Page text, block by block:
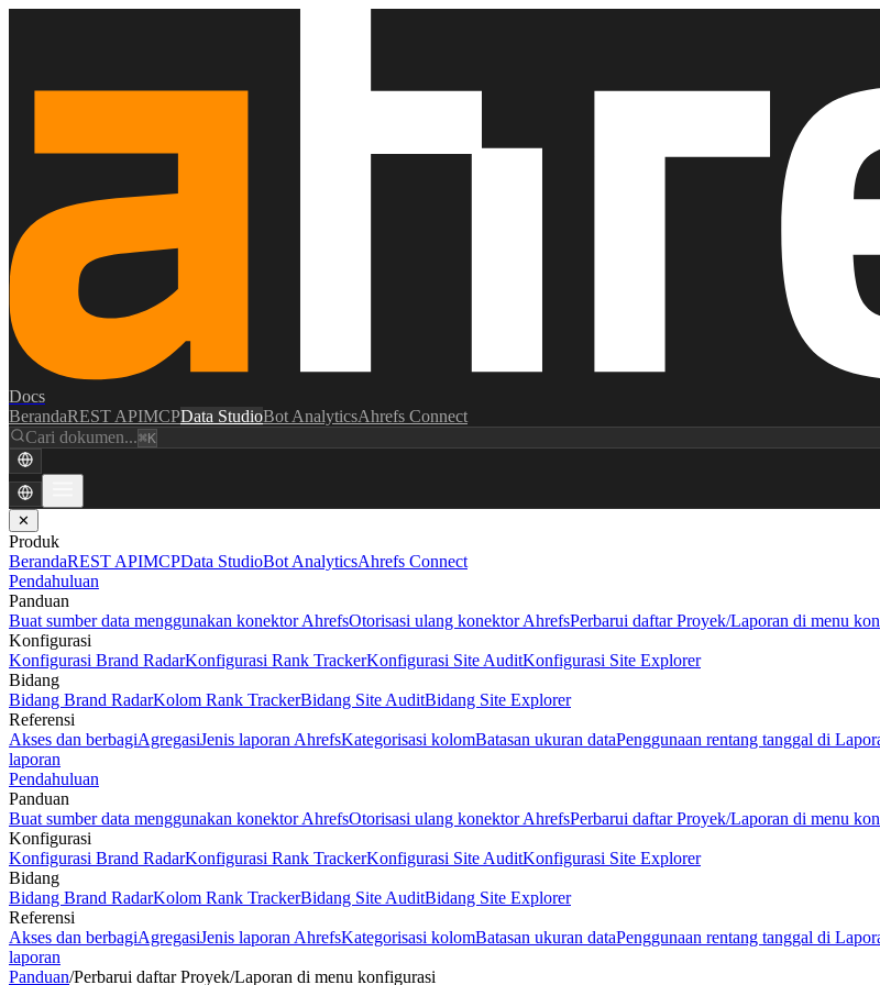
Docs
BerandaREST APIMCPData StudioBot AnalyticsAhrefs Connect
Cari dokumen...⌘K
✕
Produk
BerandaREST APIMCPData StudioBot AnalyticsAhrefs Connect
Pendahuluan
Panduan
Buat sumber data menggunakan konektor AhrefsOtorisasi ulang konektor AhrefsPerbarui daftar Proyek/Laporan di menu
Konfigurasi
Konfigurasi Brand RadarKonfigurasi Rank TrackerKonfigurasi Site AuditKonfigurasi Site Explorer
Bidang
Bidang Brand RadarKolom Rank TrackerBidang Site AuditBidang Site Explorer
Referensi
Akses dan berbagiAgregasiJenis laporan AhrefsKategorisasi kolomBatasan ukuran dataPenggunaan rentang tanggal di
laporan
Pendahuluan
Panduan
Buat sumber data menggunakan konektor AhrefsOtorisasi ulang konektor AhrefsPerbarui daftar Proyek/Laporan di menu
Konfigurasi
Konfigurasi Brand RadarKonfigurasi Rank TrackerKonfigurasi Site AuditKonfigurasi Site Explorer
Bidang
Bidang Brand RadarKolom Rank TrackerBidang Site AuditBidang Site Explorer
Referensi
Akses dan berbagiAgregasiJenis laporan AhrefsKategorisasi kolomBatasan ukuran dataPenggunaan rentang tanggal di
laporan
Panduan/Perbarui daftar Proyek/Laporan di menu konfigurasi